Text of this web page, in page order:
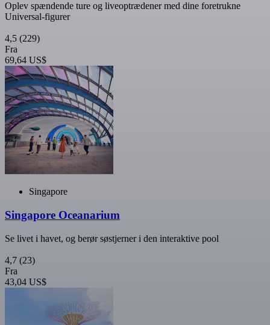
Oplev spændende ture og liveoptrædener med dine foretrukne
Universal-figurer
4,5 (229)
Fra
69,64 US$
Singapore
Singapore Oceanarium
Se livet i havet, og berør søstjerner i den interaktive pool
4,7 (23)
Fra
43,04 US$